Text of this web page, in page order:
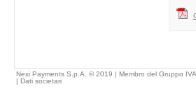
Nexi Payments S.p.A. © 2019 | Membro del Gruppo
| Dati societari